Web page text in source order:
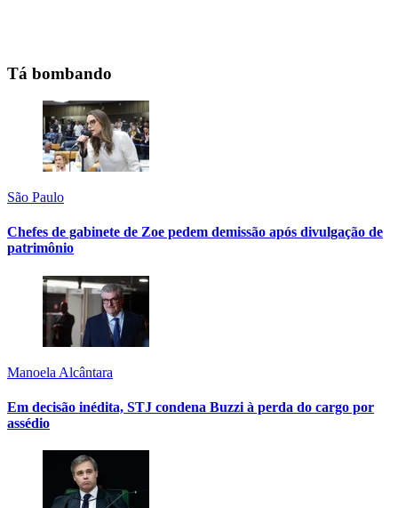
Tá bombando
São Paulo
Chefes de gabinete de Zoe pedem demissão após divulgação de
patrimônio
Manoela Alcântara
Em decisão inédita, STJ condena Buzzi à perda do cargo por
assédio